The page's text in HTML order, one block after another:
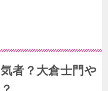
者？大倉士門や